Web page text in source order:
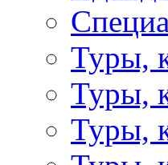
Туры,
Туры,
Туры,